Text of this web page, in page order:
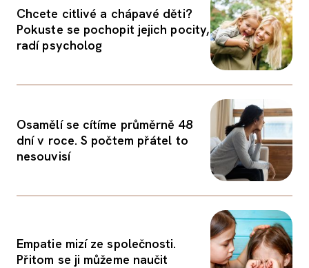
Chcete citlivé a chápavé děti?
Pokuste se pochopit jejich pocity,
radí psycholog
Osamělí se cítíme průměrně 48
dní v roce. S počtem přátel to
nesouvisí
Empatie mizí ze společnosti.
Přitom se ji můžeme naučit